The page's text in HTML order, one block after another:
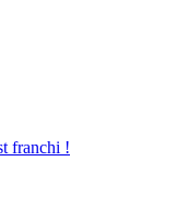
franchi !